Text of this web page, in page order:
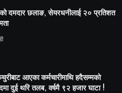
दमदार छलाङ, सेयरधनीलाई २० प्रतिशत
आएका कर्मचारीमाथि हदैसम्मको
दुई थरि तलब, वर्षमै ९२ हजार घाटा !